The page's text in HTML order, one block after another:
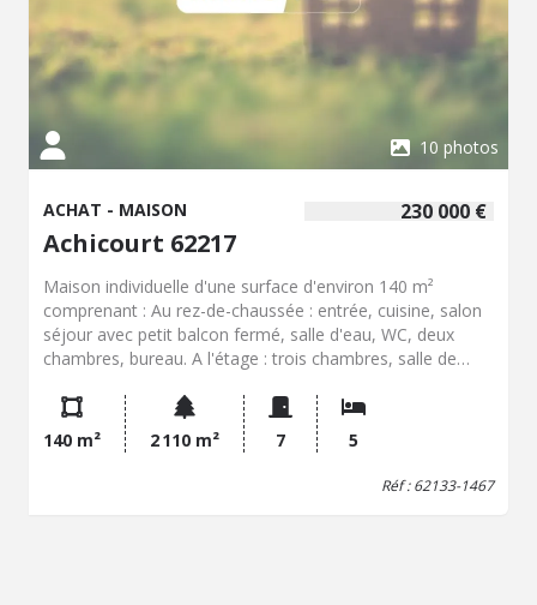
10 photos
230 000 €
ACHAT - MAISON
Achicourt 62217
Maison individuelle d'une surface d'environ 140 m²
comprenant : Au rez-de-chaussée : entrée, cuisine, salon
séjour avec petit balcon fermé, salle d'eau, WC, deux
chambres, bureau. A l'étage : trois chambres, salle de
Grand jardin. Le tout bâti sur un terrain de 2.110 m².
140 m²
2 110 m² 7 5
Réf : 62133-1467